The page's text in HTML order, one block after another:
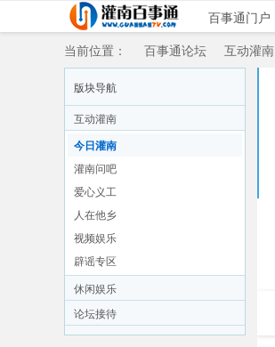
百事通门户
当前位置：
百事通论坛 互动灌南
版块导航
互动灌南
今日灌南
灌南问吧
爱心义工
人在他乡
视频娱乐
辟谣专区
休闲娱乐
论坛接待